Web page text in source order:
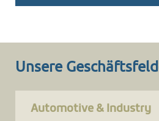
Unsere
Automotive & Industry